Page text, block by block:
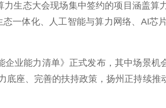
态大会现场集中签约的项目涵盖算
一体化、人工智能与算力网络、AI芯
能力清单》正式发布，其中场景机
底座、完善的扶持政策，扬州正持续